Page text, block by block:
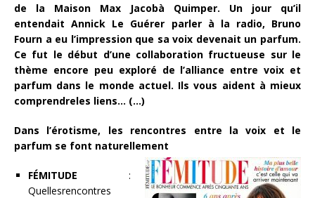
de la Maison Max Jacobà Quimper. Un jour qu’il
entendait Annick Le Guérer parler à la radio, Bruno
Fourn a eu l’impression que sa voix devenait un parfum.
Ce fut le début d’une collaboration fructueuse sur le
thème encore peu exploré de l’alliance entre voix et
parfum dans le monde actuel. Ils vous aident à mieux
comprendreles liens… (…)
Dans l’érotisme, les rencontres entre la voix et le
parfum se font naturellement
FÉMITUDE :
Quellesrencontres